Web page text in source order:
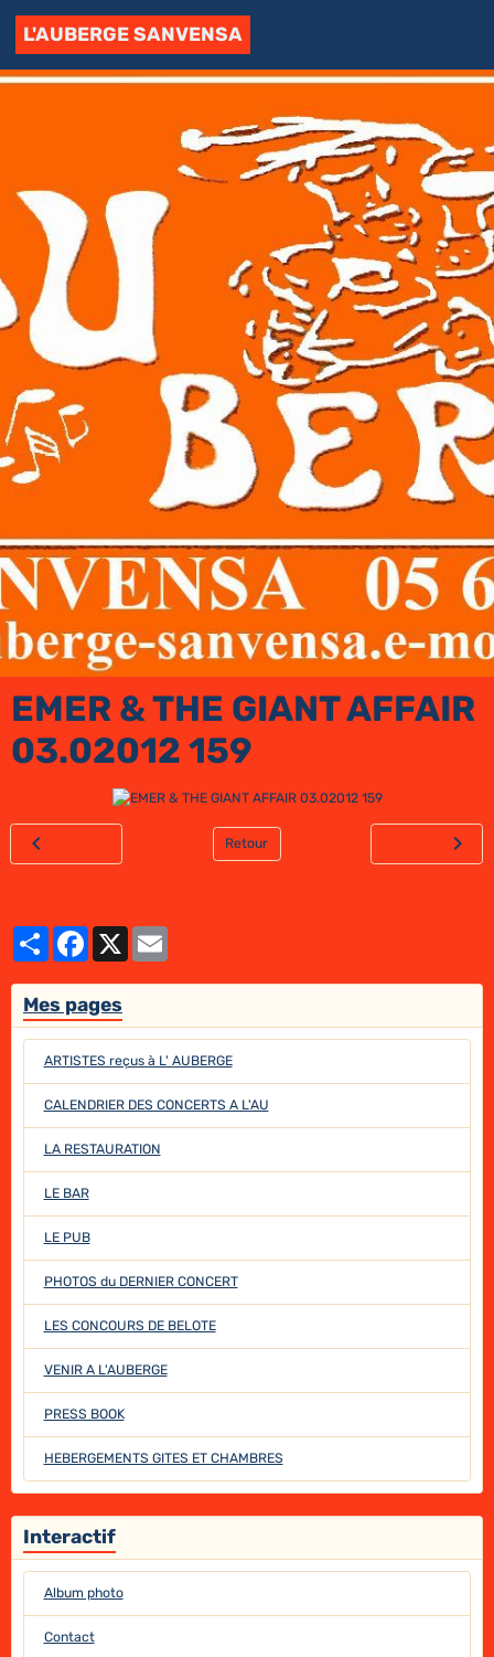
L'AUBERGE SANVENSA
EMER & THE GIANT AFFAIR
03.02012 159
Retour
PartagerFacebook
X
Mes pages
ARTISTES reçus à L' AUBERGE
CALENDRIER DES CONCERTS A L'AU
LA RESTAURATION
LE BAR
LE PUB
PHOTOS du DERNIER CONCERT
LES CONCOURS DE BELOTE
VENIR A L'AUBERGE
PRESS BOOK
HEBERGEMENTS GITES ET CHAMBRES
Interactif
Album photo
Contact